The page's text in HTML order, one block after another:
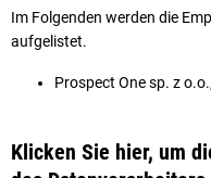
Im Folgenden werden die
aufgelistet.
Prospect One sp. z
Klicken Sie hier, um